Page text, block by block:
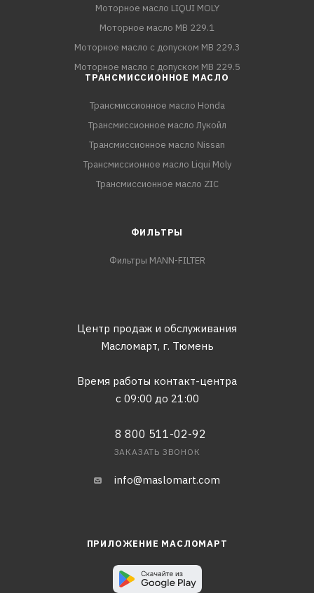
Моторное масло LIQUI MOLY
Моторное масло MB 229.1
Моторное масло с допуском MB 229.3
Моторное масло с допуском MB 229.5
ТРАНСМИССИОННОЕ МАСЛО
Трансмиссионное масло Honda
Трансмиссионное масло Лукойл
Трансмиссионное масло Nissan
Трансмиссионное масло Liqui Moly
Трансмиссионное масло ZIC
ФИЛЬТРЫ
Фильтры MANN-FILTER
Центр продаж и обслуживания
Масломарт, г. Тюмень
Время работы контакт-центра
с 09:00 до 21:00
8 800 511-02-92
ЗАКАЗАТЬ ЗВОНОК
info@maslomart.com
ПРИЛОЖЕНИЕ МАСЛОМАРТ